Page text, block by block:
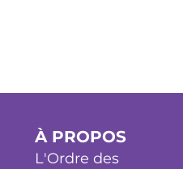
À PROPOS
L'Ordre des